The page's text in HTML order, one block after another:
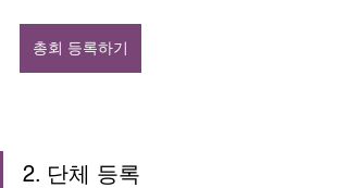
총회 등록하기
2. 단체 등록